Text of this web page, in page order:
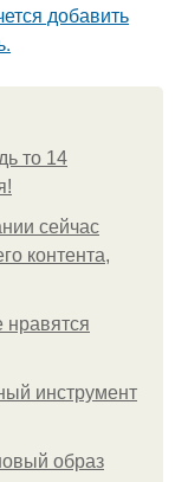
добавить
то 14
сейчас
контента,
нравятся
инструмент
образ